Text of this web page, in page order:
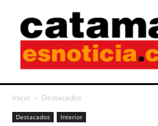
Inicio Destacados
Destacados Interior